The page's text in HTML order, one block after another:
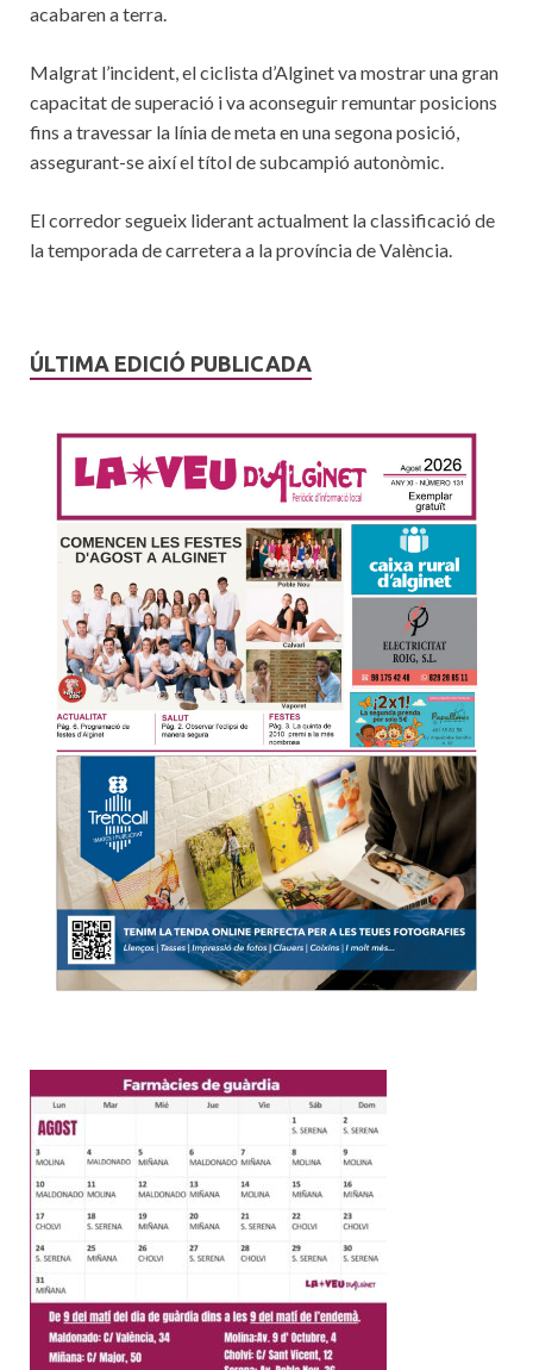
acabaren a terra.
Malgrat l’incident, el ciclista d’Alginet va mostrar una gran
capacitat de superació i va aconseguir remuntar posicions
fins a travessar la línia de meta en una segona posició,
assegurant-se així el títol de subcampió autonòmic.
El corredor segueix liderant actualment la classificació de
la temporada de carretera a la província de València.
ÚLTIMA EDICIÓ PUBLICADA